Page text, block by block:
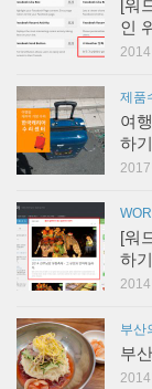
[워
인
제품
여
하기
[워
하기
부산
부